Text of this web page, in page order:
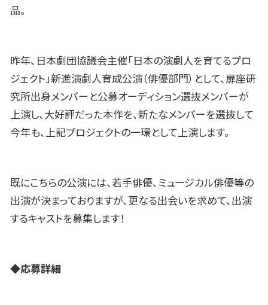
品。
昨年、日本劇団協議会主催「日本の演劇人を育てるプロ
ジェクト」新進演劇人育成公演（俳優部門）として、扉座研
究所出身メンバーと公募オーディション選抜メンバーが
上演し、大好評だった本作を、新たなメンバーを選抜して
今年も、上記プロジェクトの一環として上演します。
既にこちらの公演には、若手俳優、ミュージカル俳優等の
出演が決まっておりますが、更なる出会いを求めて、出演
するキャストを募集します！
◆応募詳細